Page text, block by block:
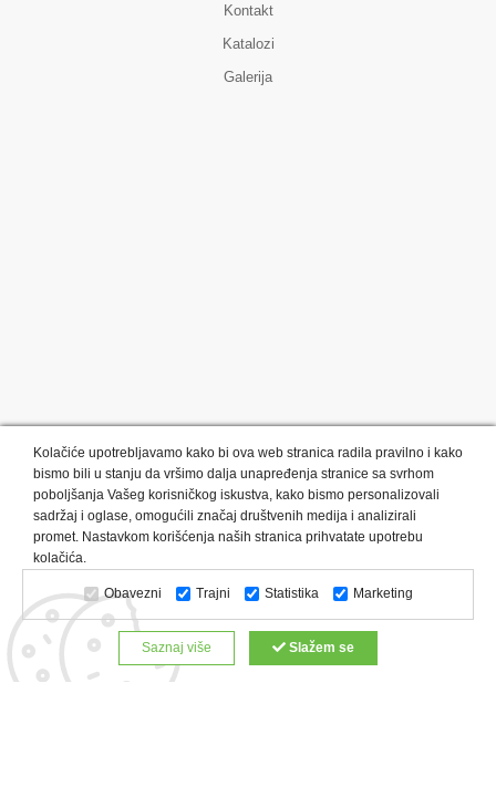
Kontakt
Katalozi
Galerija
Kategorije proizvoda: Olovke i markeri
Privesci i trakice
Upaljači
USB Tehnologija Tekstil
Kačketi i kape
Notesi i rokovnici
Kancelarija Satovi
Kišobrani
Torbe i putovanja
Kuhinjski setovi
Alati i oprema
Relaksacija, lepota i zdravlje
Kalendari
Custom proizvodi
Digitalna štampa
Kolačiće upotrebljavamo kako bi ova web stranica radila pravilno i kako
bismo bili u stanju da vršimo dalja unapređenja stranice sa svrhom
poboljšanja Vašeg korisničkog iskustva, kako bismo personalizovali
sadržaj i oglase, omogućili značaj društvenih medija i analizirali
promet. Nastavkom korišćenja naših stranica prihvatate upotrebu
kolačića.
Obavezni Trajni Statistika Marketing
Saznaj više Slažem se